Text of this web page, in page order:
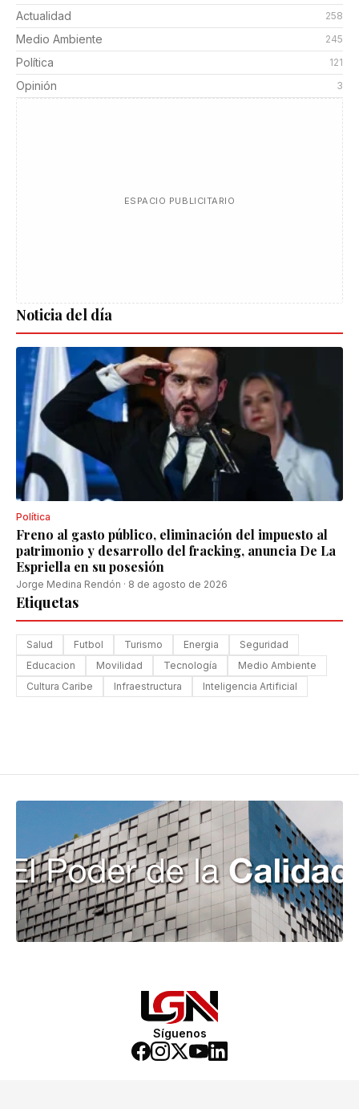
Actualidad 258
Medio Ambiente 245
Política 121
Opinión 3
ESPACIO PUBLICITARIO
Noticia del día
Política
Freno al gasto público, eliminación del impuesto al
patrimonio y desarrollo del fracking, anuncia De La
Espriella en su posesión
Jorge Medina Rendón · 8 de agosto de 2026
Etiquetas
Salud Futbol Turismo Energia
Seguridad
Educacion
Movilidad Tecnología
Medio Ambiente
Cultura Caribe
Infraestructura Inteligencia Artificial
Síguenos